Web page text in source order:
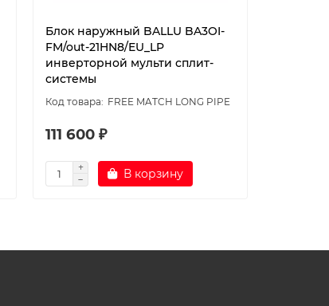
Блок наружный BALLU BA3OI-
FM/out-21HN8/EU_LP
инверторной мульти сплит-
системы
FREE MATCH LONG PIPE
111 600 ₽
В корзину